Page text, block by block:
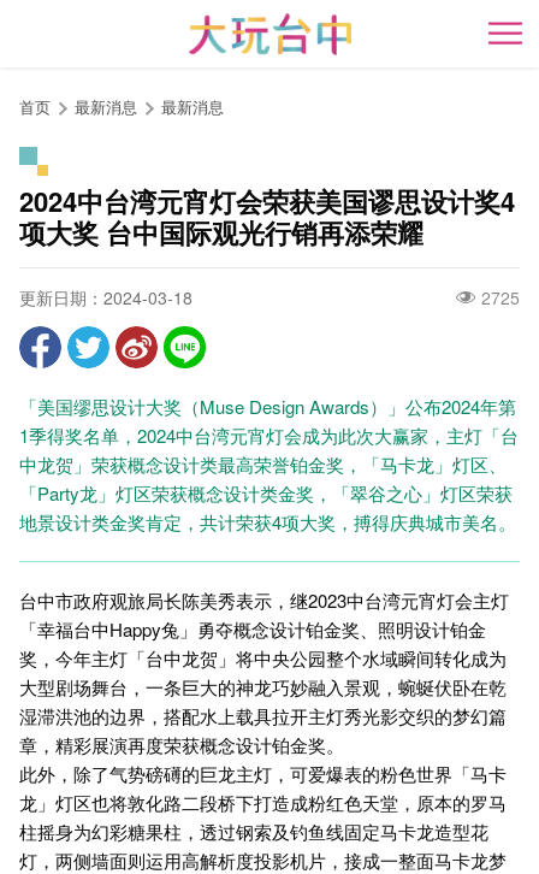
开
首页 最新消息 最新消息
2024中台湾元宵灯会荣获美国谬思设计奖4
项大奖 台中国际观光行销再添荣耀
更新日期：2024-03-18 2725
「美国缪思设计大奖（Muse Design Awards）」公布2024年第
1季得奖名单，2024中台湾元宵灯会成为此次大赢家，主灯「台
中龙贺」荣获概念设计类最高荣誉铂金奖，「马卡龙」灯区、
「Party龙」灯区荣获概念设计类金奖，「翠谷之心」灯区荣获
地景设计类金奖肯定，共计荣获4项大奖，搏得庆典城市美名。
台中市政府观旅局长陈美秀表示，继2023中台湾元宵灯会主灯
「幸福台中Happy兔」勇夺概念设计铂金奖、照明设计铂金
奖，今年主灯「台中龙贺」将中央公园整个水域瞬间转化成为
大型剧场舞台，一条巨大的神龙巧妙融入景观，蜿蜒伏卧在乾
湿滞洪池的边界，搭配水上载具拉开主灯秀光影交织的梦幻篇
章，精彩展演再度荣获概念设计铂金奖。
此外，除了气势磅礡的巨龙主灯，可爱爆表的粉色世界「马卡
龙」灯区也将敦化路二段桥下打造成粉红色天堂，原本的罗马
柱摇身为幻彩糖果柱，透过钢索及钓鱼线固定马卡龙造型花
灯，两侧墙面则运用高解析度投影机片，接成一整面马卡龙梦